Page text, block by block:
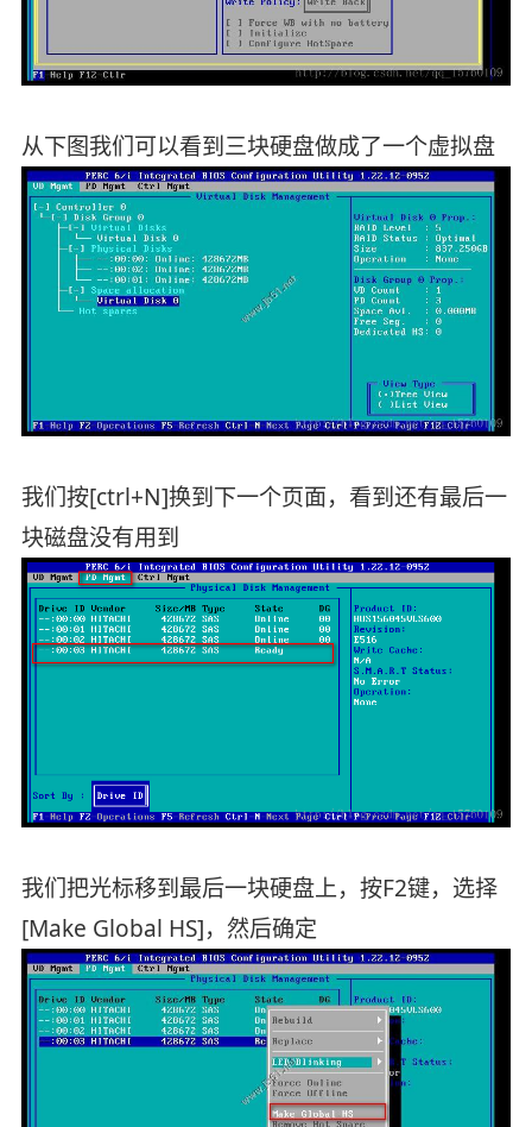
从下图我们可以看到三块硬盘做成了一个虚拟盘
我们按[ctrl+N]换到下一个页面，看到还有最后一
块磁盘没有用到
我们把光标移到最后一块硬盘上，按F2键，选择
[Make Global HS]，然后确定